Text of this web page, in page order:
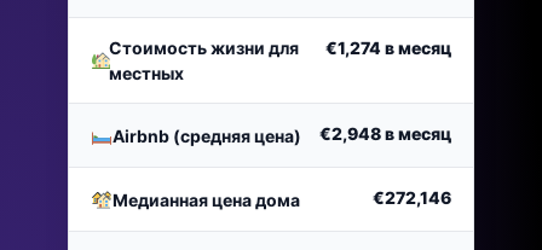
Стоимость жизни для
местных
€1,274в месяц
Airbnb (средняя цена) €2,948в месяц
Медианная цена дома €272,146